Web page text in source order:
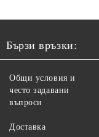
Бързи връзки:
Общи условия и
често задавани
въпроси
Доставка